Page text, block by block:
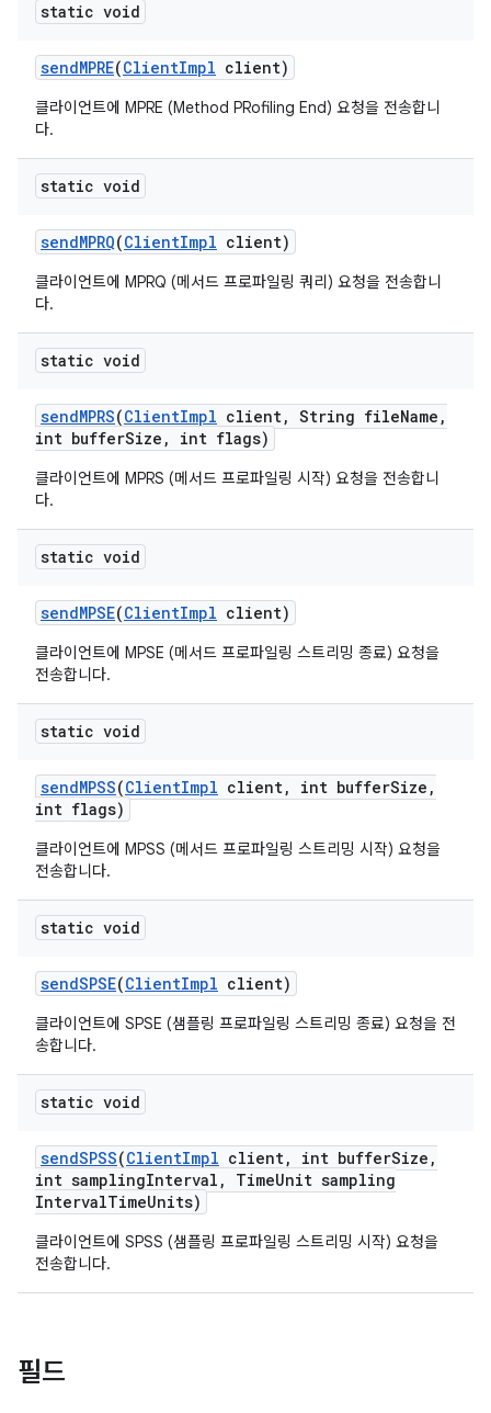
static void
sendMPRE(ClientImpl client)
클라이언트에 MPRE (Method PRofiling End) 요청을 전송합니
다.
static void
sendMPRQ(ClientImpl client)
클라이언트에 MPRQ (메서드 프로파일링 쿼리) 요청을 전송합니
다.
static void
sendMPRS(ClientImpl client, String fileName ,
int bufferSize , int flags)
클라이언트에 MPRS (메서드 프로파일링 시작) 요청을 전송합니
다.
static void
sendMPSE(ClientImpl client)
클라이언트에 MPSE (메서드 프로파일링 스트리밍 종료) 요청을
전송합니다.
static void
sendMPSS(ClientImpl client, int bufferSize ,
int flags)
클라이언트에 MPSS (메서드 프로파일링 스트리밍 시작) 요청을
전송합니다.
static void
sendSPSE(ClientImpl client)
클라이언트에 SPSE (샘플링 프로파일링 스트리밍 종료) 요청을 전
송합니다.
static void
sendSPSS(ClientImpl client, int bufferSize ,
int samplingInterval , TimeUnit sampling
IntervalTimeUnits)
클라이언트에 SPSS (샘플링 프로파일링 스트리밍 시작) 요청을
전송합니다.
필드